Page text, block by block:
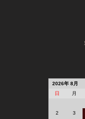
2026年 8月
日
月
2
3